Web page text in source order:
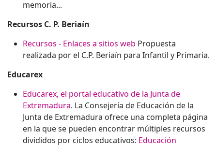
memoria...
Recursos C. P. Beriaín
Recursos - Enlaces a sitios web Propuesta
realizada por el C.P. Beriaín para Infantil y Primaria.
Educarex
Educarex, el portal educativo de la Junta de
Extremadura. La Consejería de Educación de la
Junta de Extremadura ofrece una completa página
en la que se pueden encontrar múltiples recursos
divididos por ciclos educativos: Educación